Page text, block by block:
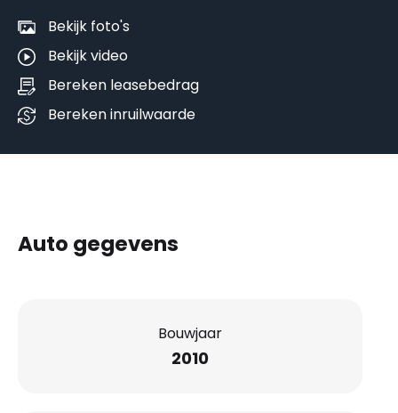
Bekijk foto's
Bekijk video
Bereken leasebedrag
Bereken inruilwaarde
Auto gegevens
Bouwjaar
2010